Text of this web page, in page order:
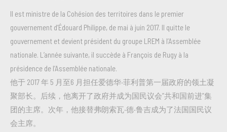
Il est ministre de la Cohésion des territoires dans le premier
gouvernement d’Édouard Philippe, de mai à juin 2017. Il quitte le
gouvernement et devient président du groupe LREM à l’Assemblée
nationale. L’année suivante, il succède à François de Rugy à la
présidence de l’Assemblée nationale.
他于 2017 年 5 月至6 月担任爱德华·菲利普第一届政府的领土凝
聚部长。后续，他离开了政府并成为国民议会”共和国前进”集
团的主席。次年，他接替弗朗索瓦·德·鲁吉成为了法国国民议
会主席。